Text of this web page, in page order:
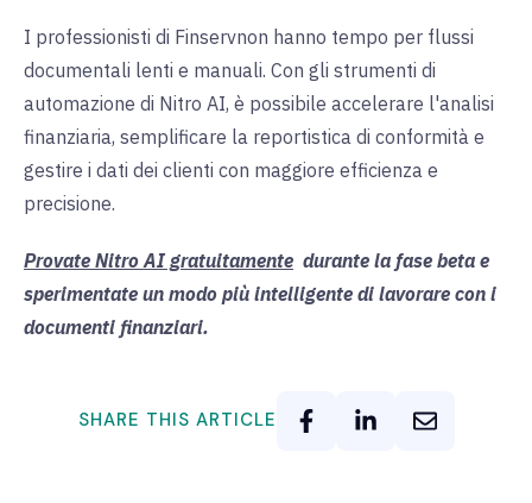
I professionisti di Finservnon hanno tempo per flussi
documentali lenti e manuali. Con gli strumenti di
automazione di Nitro AI, è possibile accelerare l'analisi
finanziaria, semplificare la reportistica di conformità e
gestire i dati dei clienti con maggiore efficienza e
precisione.
Provate Nitro AI gratuitamente durante la fase beta e
sperimentate un modo più intelligente di lavorare con i
documenti finanziari.
SHARE THIS ARTICLE